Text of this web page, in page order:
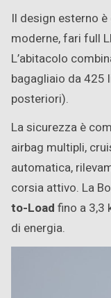
Il design esterno
moderne, fari full
L’abitacolo
bagagliaio da 425
posteriori).
La sicurezza è
airbag multipli,
automatica,
corsia attivo. La
to-Load fino a 3,3
di energia.